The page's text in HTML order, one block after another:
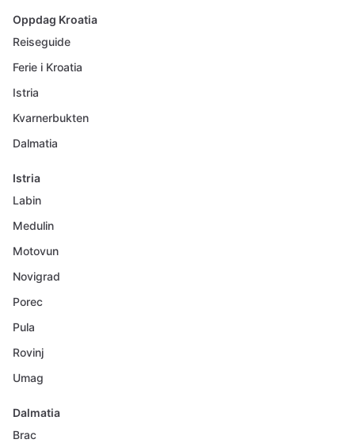
Oppdag Kroatia
Reiseguide
Ferie i Kroatia
Istria
Kvarnerbukten
Dalmatia
Istria
Labin
Medulin
Motovun
Novigrad
Porec
Pula
Rovinj
Umag
Dalmatia
Brac